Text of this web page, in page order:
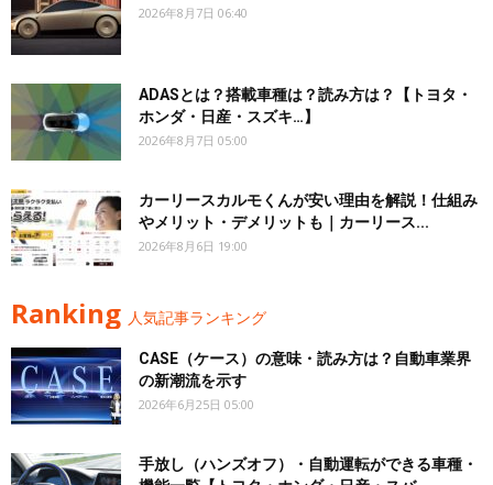
2026年8月7日 06:40
ADASとは？搭載車種は？読み方は？【トヨタ・
ホンダ・日産・スズキ…】
2026年8月7日 05:00
カーリースカルモくんが安い理由を解説！仕組み
やメリット・デメリットも｜カーリース...
2026年8月6日 19:00
Ranking 人気記事ランキング
CASE（ケース）の意味・読み方は？自動車業界
の新潮流を示す
2026年6月25日 05:00
手放し（ハンズオフ）・自動運転ができる車種・